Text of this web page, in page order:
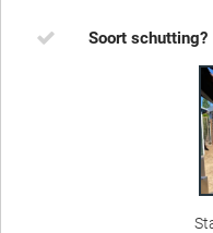
Soort schutting?